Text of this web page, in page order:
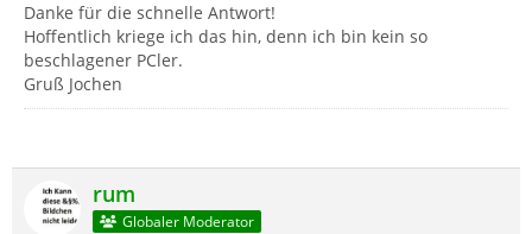
Danke für die schnelle Antwort!
Hoffentlich kriege ich das hin, denn ich bin kein so
beschlagener PCler.
Gruß Jochen
rum
Globaler Moderator